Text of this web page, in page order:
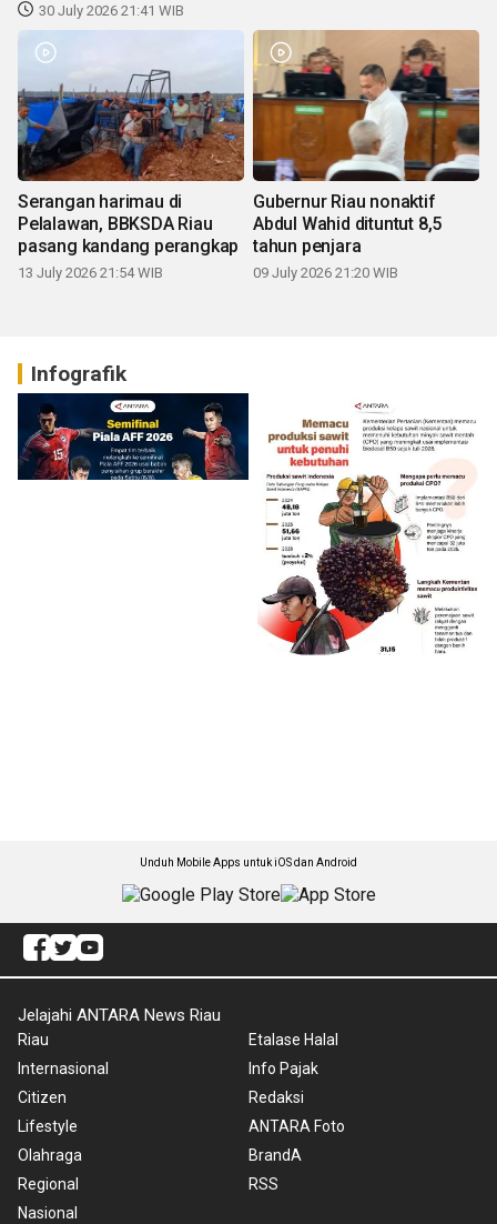
30 July 2026 21:41 WIB
Serangan harimau di
Pelalawan, BBKSDA Riau
pasang kandang perangkap
13 July 2026 21:54 WIB
Gubernur Riau nonaktif
Abdul Wahid dituntut 8,5
tahun penjara
09 July 2026 21:20 WIB
Infografik
Unduh Mobile Apps untuk iOS dan Android
Jelajahi ANTARA News Riau
Riau
Internasional
Citizen
Lifestyle
Olahraga
Regional
Nasional
Etalase Halal
Info Pajak
Redaksi
ANTARA Foto
BrandA
RSS